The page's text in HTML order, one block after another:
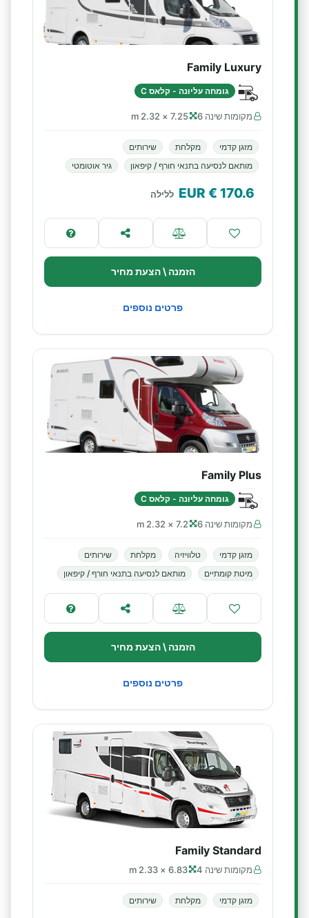
Family Luxury
גומחה עליונה - קלאס C
מקומות שינה 6 7.25 × 2.32 m
מזגן קדמי מקלחת
שירותים
מותאם לנסיעה בתנאי חורף / קיפאון
גיר אוטומטי
170.6
€ EUR ללילה
הזמנה \ הצעת מחיר
פרטים נוספים
Family Plus
גומחה עליונה - קלאס C
מקומות שינה 6 7.2 × 2.32 m
מזגן קדמי טלוויזיה מקלחת
שירותים
מיטת קומתיים
מותאם לנסיעה בתנאי חורף / קיפאון
הזמנה \ הצעת מחיר
פרטים נוספים
Family Standard
מקומות שינה 4 6.83 × 2.33 m
מזגן קדמי מקלחת שירותים